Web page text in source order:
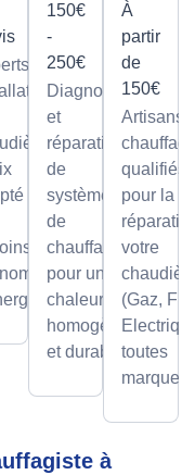
en
à
et
150€
-
250€
Diagnostic
et
réparation
de
systèmes
de
chauffage
pour une
chaleur
homogène
et durable.
À
partir
de
150€
Artisans
qualifiés
pour la
votre
(Gaz,
toutes
marques.
à